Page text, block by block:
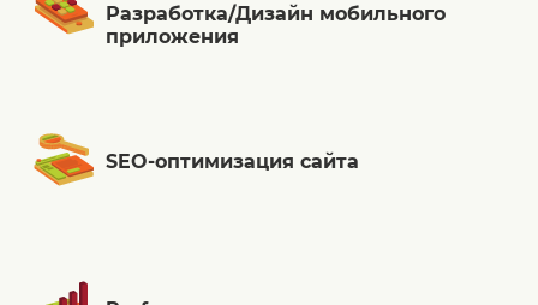
Разработка/Дизайн мобильного
приложения
SEO-оптимизация сайта